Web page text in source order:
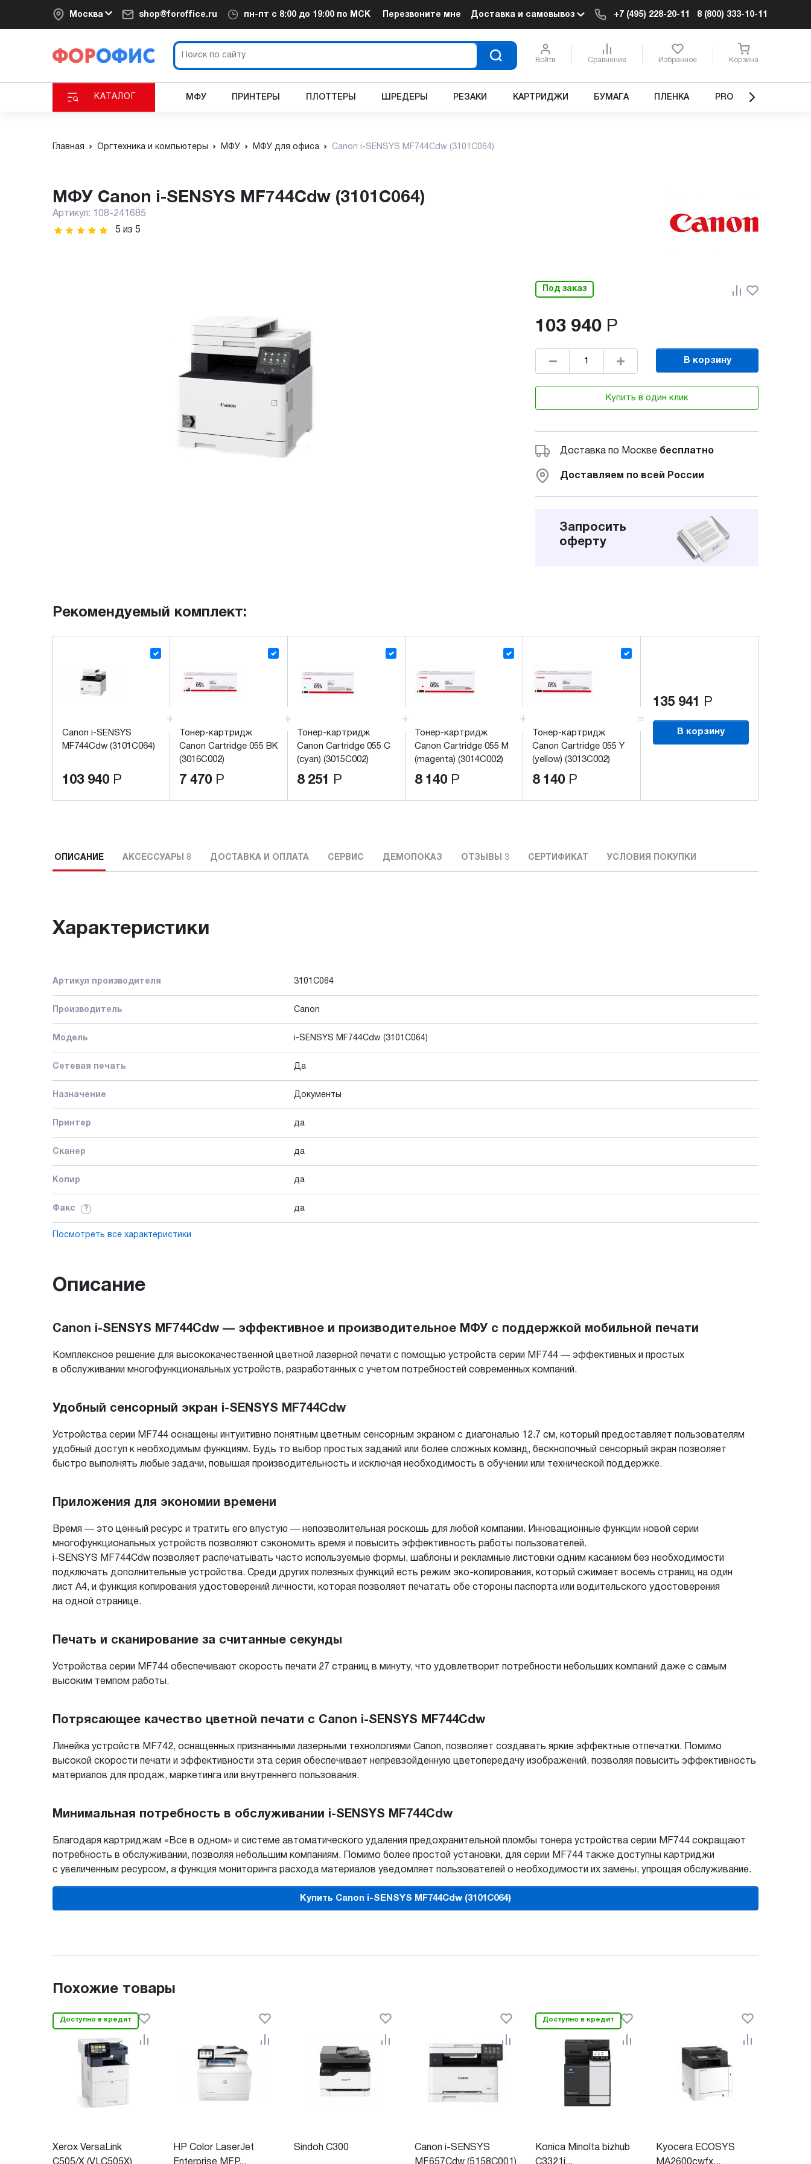
Москва shop@foroffice.ru пн-пт с 8:00 до 19:00 по МСК Перезвоните мне Доставка и самовывоз +7 (495) 228-20-11 8 (800) 333-10-11
Войти Сравнение Избранное Корзина
КАТАЛОГ МФУ ПРИНТЕРЫ ПЛОТТЕРЫ ШРЕДЕРЫ РЕЗАКИ КАРТРИДЖИ БУМАГА ПЛЕНКА PRO
Главная Оргтехника и компьютеры МФУ МФУ для офиса Canon i-SENSYS MF744Cdw (3101C064)
МФУ Canon i-SENSYS MF744Cdw (3101C064)
Артикул:
108-241685
5 из 5
Под заказ
103 940 Р
В корзину
Купить в один клик
Доставка по Москве бесплатно
Доставляем по всей России
Запросить
оферту
Рекомендуемый комплект:
Canon i-SENSYS
MF744Cdw (3101C064)
103 940 Р
Тонер-картридж
Canon Cartridge 055 BK
(3016C002)
7 470 Р
Тонер-картридж
Canon Cartridge 055 C
(cyan) (3015C002)
8 251 Р
Тонер-картридж
Canon Cartridge 055 M
(magenta) (3014C002)
8 140 Р
Тонер-картридж
Canon Cartridge 055 Y
(yellow) (3013C002)
8 140 Р
135 941 Р
В корзину
ОПИСАНИЕ АКСЕССУАРЫ 8 ДОСТАВКА И ОПЛАТА СЕРВИС ДЕМОПОКАЗ ОТЗЫВЫ 3 СЕРТИФИКАТ УСЛОВИЯ ПОКУПКИ
Характеристики
Артикул производителя 3101C064
Производитель Canon
Модель i-SENSYS MF744Cdw (3101C064)
Сетевая печать Да
Назначение Документы
Принтер да
Сканер да
Копир да
Факс ? да
Посмотреть все характеристики
Описание
Canon i-SENSYS MF744Cdw — эффективное и производительное МФУ с поддержкой мобильной печати
Комплексное решение для высококачественной цветной лазерной печати с помощью устройств серии MF744 — эффективных и простых
в обслуживании многофункциональных устройств, разработанных с учетом потребностей современных компаний.
Удобный сенсорный экран i-SENSYS MF744Cdw
Устройства серии MF744 оснащены интуитивно понятным цветным сенсорным экраном с диагональю 12.7 см, который предоставляет пользователям
удобный доступ к необходимым функциям. Будь то выбор простых заданий или более сложных команд, бескнопочный сенсорный экран позволяет
быстро выполнять любые задачи, повышая производительность и исключая необходимость в обучении или технической поддержке.
Приложения для экономии времени
Время — это ценный ресурс и тратить его впустую — непозволительная роскошь для любой компании. Инновационные функции новой серии
многофункциональных устройств позволяют сэкономить время и повысить эффективность работы пользователей.
i-SENSYS MF744Cdw позволяет распечатывать часто используемые формы, шаблоны и рекламные листовки одним касанием без необходимости
подключать дополнительные устройства. Среди других полезных функций есть режим эко-копирования, который сжимает восемь страниц на один
лист A4, и функция копирования удостоверений личности, которая позволяет печатать обе стороны паспорта или водительского удостоверения
на одной странице.
Печать и сканирование за считанные секунды
Устройства серии MF744 обеспечивают скорость печати 27 страниц в минуту, что удовлетворит потребности небольших компаний даже с самым
высоким темпом работы.
Потрясающее качество цветной печати с Canon i-SENSYS MF744Cdw
Линейка устройств MF742, оснащенных признанными лазерными технологиями Canon, позволяет создавать яркие эффектные отпечатки. Помимо
высокой скорости печати и эффективности эта серия обеспечивает непревзойденную цветопередачу изображений, позволяя повысить эффективность
материалов для продаж, маркетинга или внутреннего пользования.
Минимальная потребность в обслуживании i-SENSYS MF744Cdw
Благодаря картриджам «Все в одном» и системе автоматического удаления предохранительной пломбы тонера устройства серии MF744 сокращают
потребность в обслуживании, позволяя небольшим компаниям. Помимо более простой установки, для серии MF744 также доступны картриджи
с увеличенным ресурсом, а функция мониторинга расхода материалов уведомляет пользователей о необходимости их замены, упрощая обслуживание.
Купить Canon i-SENSYS MF744Cdw (3101C064)
Похожие товары
Доступно в кредит
Xerox VersaLink
HP Color LaserJet
Sindoh C300
Canon i-SENSYS
Доступно в кредит
Konica Minolta bizhub
Kyocera ECOSYS